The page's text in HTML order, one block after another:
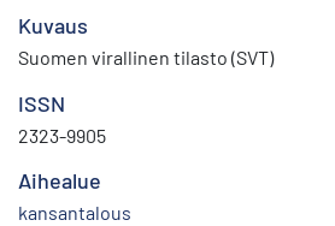
Kuvaus
Suomen virallinen tilasto (SVT)
ISSN
2323-9905
Aihealue
kansantalous